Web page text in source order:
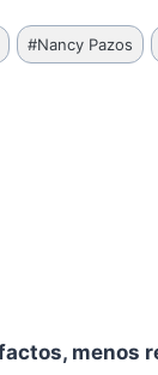
#Nancy Pazos
menos